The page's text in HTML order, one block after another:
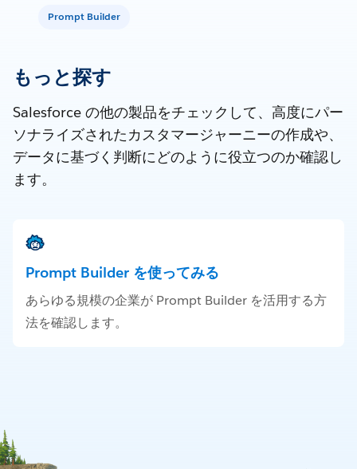
Prompt Builder
もっと探す
Salesforce の他の製品をチェックして、高度にパー
ソナライズされたカスタマージャーニーの作成や、
データに基づく判断にどのように役立つのか確認し
ます。
Prompt Builder を使ってみる
あらゆる規模の企業が Prompt Builder を活用する方
法を確認します。